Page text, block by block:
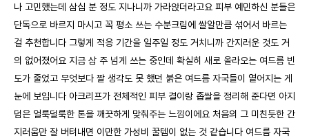
나 고민했는데 삼십 분 정도 지나니까 가라앉더라고요 피부 예민하신 분들은
단독으로 바르지 마시고 꼭 평소 쓰는 수분크림에 쌀알만큼 섞어서 바르는
걸 추천합니다 그렇게 적응 기간을 일주일 정도 거치니까 간지러운 것도 거
의 없어졌어요 지금 삼 주 넘게 쓰는 중인데 확실히 새로 올라오는 여드름 빈
도가 줄었고 무엇보다 짤 생각도 못 했던 붉은 여드름 자국들이 옅어지는 게
눈에 보입니다 아크리프가 전체적인 피부 결이랑 좁쌀을 정리해 준다면 아지
덤은 얼룩덜룩한 톤을 깨끗하게 맞춰주는 느낌이에요 처음의 그 미친듯한 간
지러움만 잘 버텨내면 이만한 가성비 꿀템이 없는 것 같습니다 여드름 자국